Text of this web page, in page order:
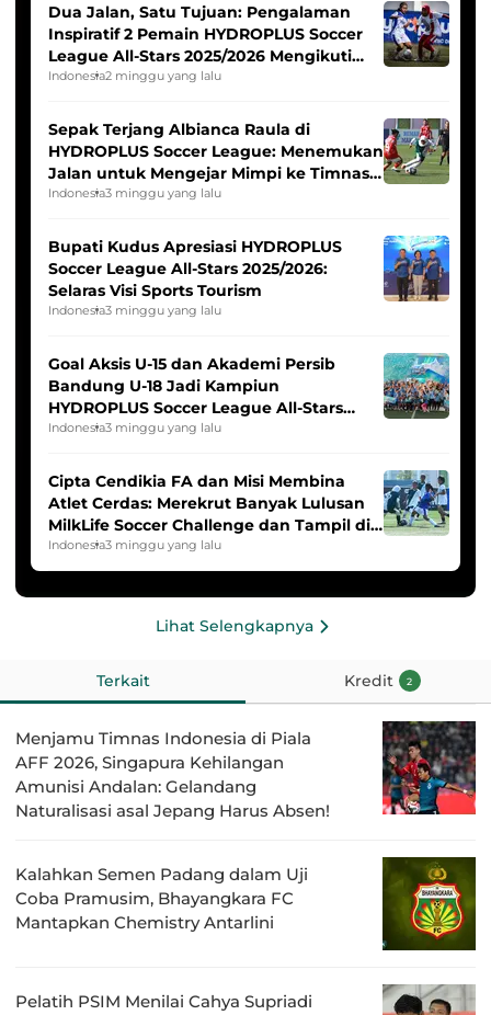
Dua Jalan, Satu Tujuan: Pengalaman
Inspiratif 2 Pemain HYDROPLUS Soccer
League All-Stars 2025/2026 Mengikuti
Seleksi Timnas Indonesia Putri
Indonesia2 minggu yang lalu
Sepak Terjang Albianca Raula di
HYDROPLUS Soccer League: Menemukan
Jalan untuk Mengejar Mimpi ke Timnas
Indonesia Putri
Indonesia3 minggu yang lalu
Bupati Kudus Apresiasi HYDROPLUS
Soccer League All-Stars 2025/2026:
Selaras Visi Sports Tourism
Indonesia3 minggu yang lalu
Goal Aksis U-15 dan Akademi Persib
Bandung U-18 Jadi Kampiun
HYDROPLUS Soccer League All-Stars
2025/2026
Indonesia3 minggu yang lalu
Cipta Cendikia FA dan Misi Membina
Atlet Cerdas: Merekrut Banyak Lulusan
MilkLife Soccer Challenge dan Tampil di
HYDROPLUS Soccer League
Indonesia3 minggu yang lalu
Lihat Selengkapnya
Terkait Kredit 2
Menjamu Timnas Indonesia di Piala
AFF 2026, Singapura Kehilangan
Amunisi Andalan: Gelandang
Naturalisasi asal Jepang Harus Absen!
Kalahkan Semen Padang dalam Uji
Coba Pramusim, Bhayangkara FC
Mantapkan Chemistry Antarlini
Pelatih PSIM Menilai Cahya Supriadi